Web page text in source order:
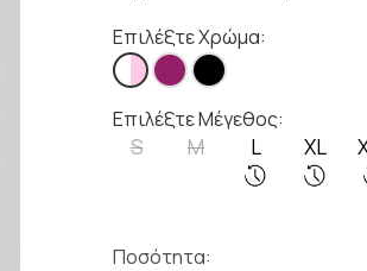
Επιλέξτε Χρώμα:
Επιλέξτε Μέγεθος:
S M L XL
Ποσότητα: